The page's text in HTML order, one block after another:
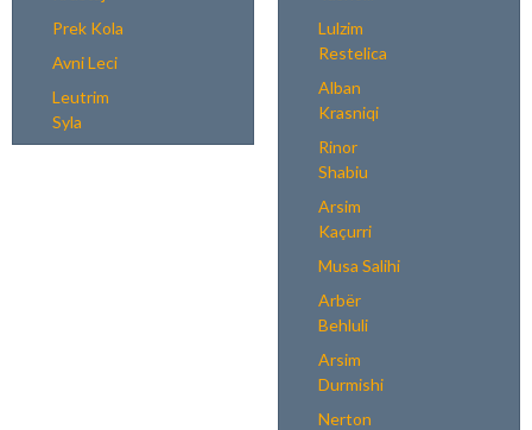
Prek Kola
Avni Leci
Leutrim
Syla
Lulzim
Restelica
Alban
Krasniqi
Rinor
Shabiu
Arsim
Kaçurri
Musa Salihi
Arbër
Behluli
Arsim
Durmishi
Nerton